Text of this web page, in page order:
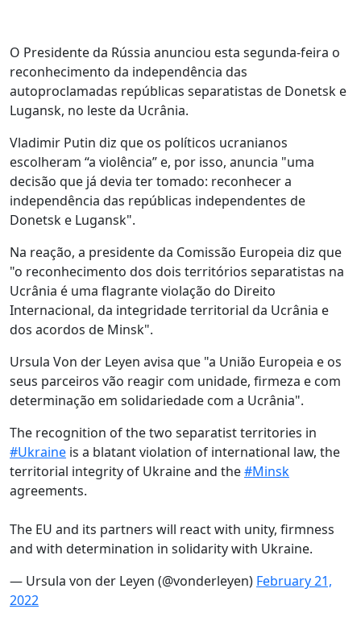
O Presidente da Rússia anunciou esta segunda-feira o
reconhecimento da independência das
autoproclamadas repúblicas separatistas de Donetsk e
Lugansk, no leste da Ucrânia.
Vladimir Putin diz que os políticos ucranianos
escolheram “a violência” e, por isso, anuncia "uma
decisão que já devia ter tomado: reconhecer a
independência das repúblicas independentes de
Donetsk e Lugansk".
Na reação, a presidente da Comissão Europeia diz que
"o reconhecimento dos dois territórios separatistas na
Ucrânia é uma flagrante violação do Direito
Internacional, da integridade territorial da Ucrânia e
dos acordos de Minsk".
Ursula Von der Leyen avisa que "a União Europeia e os
seus parceiros vão reagir com unidade, firmeza e com
determinação em solidariedade com a Ucrânia".
The recognition of the two separatist territories in
#Ukraine is a blatant violation of international law, the
territorial integrity of Ukraine and the#Minsk
agreements.
The EU and its partners will react with unity, firmness
and with determination in solidarity with Ukraine.
— Ursula von der Leyen (@vonderleyen) February 21,
2022